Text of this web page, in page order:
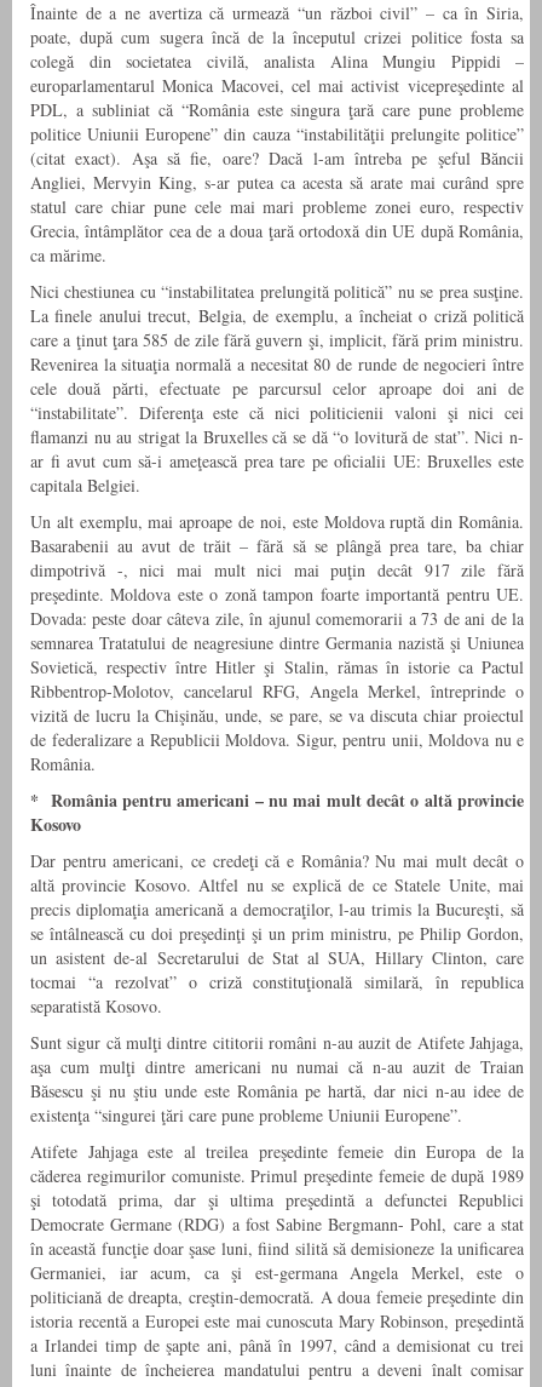
Înainte de a ne avertiza că urmează “un război civil” – ca în Siria,
poate, după cum sugera încă de la începutul crizei politice fosta sa
colegă din societatea civilă, analista Alina Mungiu Pippidi –
europarlamentarul Monica Macovei, cel mai activist vicepreşedinte al
PDL, a subliniat că “România este singura ţară care pune probleme
politice Uniunii Europene” din cauza “instabilităţii prelungite politice”
(citat exact). Aşa să fie, oare? Dacă l-am întreba pe şeful Băncii
Angliei, Mervyin King, s-ar putea ca acesta să arate mai curând spre
statul care chiar pune cele mai mari probleme zonei euro, respectiv
Grecia, întâmplător cea de a doua ţară ortodoxă din UE după România,
ca mărime.
Nici chestiunea cu “instabilitatea prelungită politică” nu se prea susţine.
La finele anului trecut, Belgia, de exemplu, a încheiat o criză politică
care a ţinut ţara 585 de zile fără guvern şi, implicit, fără prim ministru.
Revenirea la situaţia normală a necesitat 80 de runde de negocieri între
cele două părti, efectuate pe parcursul celor aproape doi ani de
“instabilitate”. Diferenţa este că nici politicienii valoni şi nici cei
flamanzi nu au strigat la Bruxelles că se dă “o lovitură de stat”. Nici n-
ar fi avut cum să-i ameţească prea tare pe oficialii UE: Bruxelles este
capitala Belgiei.
Un alt exemplu, mai aproape de noi, este Moldova ruptă din România.
Basarabenii au avut de trăit – fără să se plângă prea tare, ba chiar
dimpotrivă -, nici mai mult nici mai puţin decât 917 zile fără
preşedinte. Moldova este o zonă tampon foarte importantă pentru UE.
Dovada: peste doar câteva zile, în ajunul comemorarii a 73 de ani de la
semnarea Tratatului de neagresiune dintre Germania nazistă şi Uniunea
Sovietică, respectiv între Hitler şi Stalin, rămas în istorie ca Pactul
Ribbentrop-Molotov, cancelarul RFG, Angela Merkel, întreprinde o
vizită de lucru la Chişinău, unde, se pare, se va discuta chiar proiectul
de federalizare a Republicii Moldova. Sigur, pentru unii, Moldova nu e
România.
* România pentru americani – nu mai mult decât o altă provincie
Kosovo
Dar pentru americani, ce credeţi că e România? Nu mai mult decât o
altă provincie Kosovo. Altfel nu se explică de ce Statele Unite, mai
precis diplomaţia americană a democraţilor, l-au trimis la Bucureşti, să
se întâlnească cu doi preşedinţi şi un prim ministru, pe Philip Gordon,
un asistent de-al Secretarului de Stat al SUA, Hillary Clinton, care
tocmai “a rezolvat” o criză constituţională similară, în republica
separatistă Kosovo.
Sunt sigur că mulţi dintre cititorii români n-au auzit de Atifete Jahjaga,
aşa cum mulţi dintre americani nu numai că n-au auzit de Traian
Băsescu şi nu ştiu unde este România pe hartă, dar nici n-au idee de
existenţa “singurei ţări care pune probleme Uniunii Europene”.
Atifete Jahjaga este al treilea preşedinte femeie din Europa de la
căderea regimurilor comuniste. Primul preşedinte femeie de după 1989
şi totodată prima, dar şi ultima preşedintă a defunctei Republici
Democrate Germane (RDG) a fost Sabine Bergmann- Pohl, care a stat
în această funcţie doar şase luni, fiind silită să demisioneze la unificarea
Germaniei, iar acum, ca şi est-germana Angela Merkel, este o
politiciană de dreapta, creştin-democrată. A doua femeie preşedinte din
istoria recentă a Europei este mai cunoscuta Mary Robinson, preşedintă
a Irlandei timp de şapte ani, până în 1997, când a demisionat cu trei
luni înainte de încheierea mandatului pentru a deveni înalt comisar